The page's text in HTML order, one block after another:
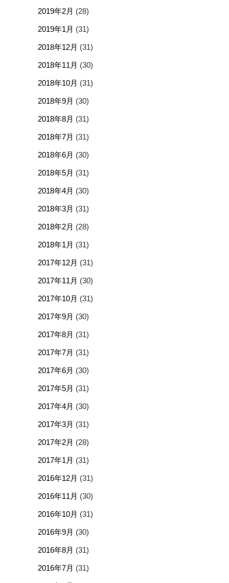
2019年2月 (28)
2019年1月 (31)
2018年12月 (31)
2018年11月 (30)
2018年10月 (31)
2018年9月 (30)
2018年8月 (31)
2018年7月 (31)
2018年6月 (30)
2018年5月 (31)
2018年4月 (30)
2018年3月 (31)
2018年2月 (28)
2018年1月 (31)
2017年12月 (31)
2017年11月 (30)
2017年10月 (31)
2017年9月 (30)
2017年8月 (31)
2017年7月 (31)
2017年6月 (30)
2017年5月 (31)
2017年4月 (30)
2017年3月 (31)
2017年2月 (28)
2017年1月 (31)
2016年12月 (31)
2016年11月 (30)
2016年10月 (31)
2016年9月 (30)
2016年8月 (31)
2016年7月 (31)